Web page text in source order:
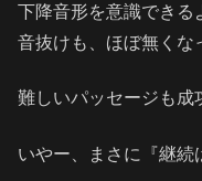
下降音形を意識できる
音抜けも、ほぼ無くな
難しいパッセージも成
いやー、まさに『継続